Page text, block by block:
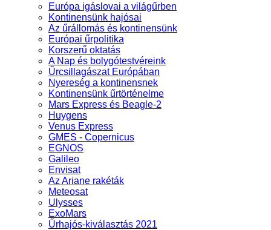
Európa igáslovai a világűrben
Kontinensünk hajósai
Az űrállomás és kontinensünk
Európai űrpolitika
Korszerű oktatás
A Nap és bolygótestvéreink
Űrcsillagászat Európában
Nyereség a kontinensnek
Kontinensünk űrtörténelme
Mars Express és Beagle-2
Huygens
Venus Express
GMES - Copernicus
EGNOS
Galileo
Envisat
Az Ariane rakéták
Meteosat
Ulysses
ExoMars
Űrhajós-kiválasztás 2021